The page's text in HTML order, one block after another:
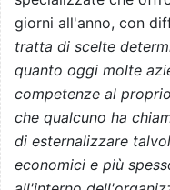
giorni all'anno, con
tratta di scelte
quanto oggi molte
competenze al
che qualcuno ha
di esternalizzare
economici e più